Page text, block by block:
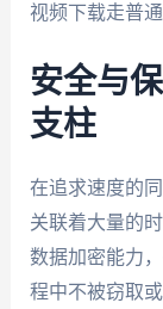
视频下载走普
安全与
支柱
在追求速度的
关联着大量的
数据加密能力
程中不被窃取